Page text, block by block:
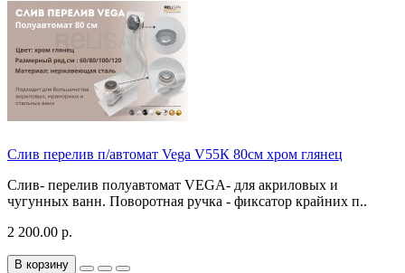
Слив перелив п/автомат Vega V55К 80см хром глянец
Слив- перелив полуавтомат VEGA- для акриловых и
чугунных ванн. Поворотная ручка - фиксатор крайних п..
2 200.00 р.
В корзину